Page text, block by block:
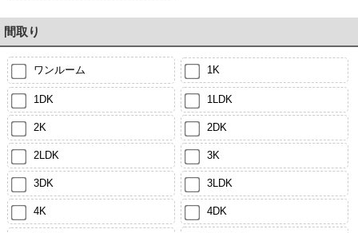
間取り
ワンルーム 1K
1DK 1LDK
2K 2DK
2LDK 3K
3DK 3LDK
4K 4DK